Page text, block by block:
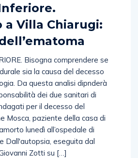
a Villa Chiarugi:
Bisogna comprendere se
sia la causa del decesso
Da questa analisi dipnderà
dei due sanitari di
per il decesso del
Mosca, paziente della casa di
lunedì all’ospedale di
Dall'autopsia, eseguita dal
Zotti su […]